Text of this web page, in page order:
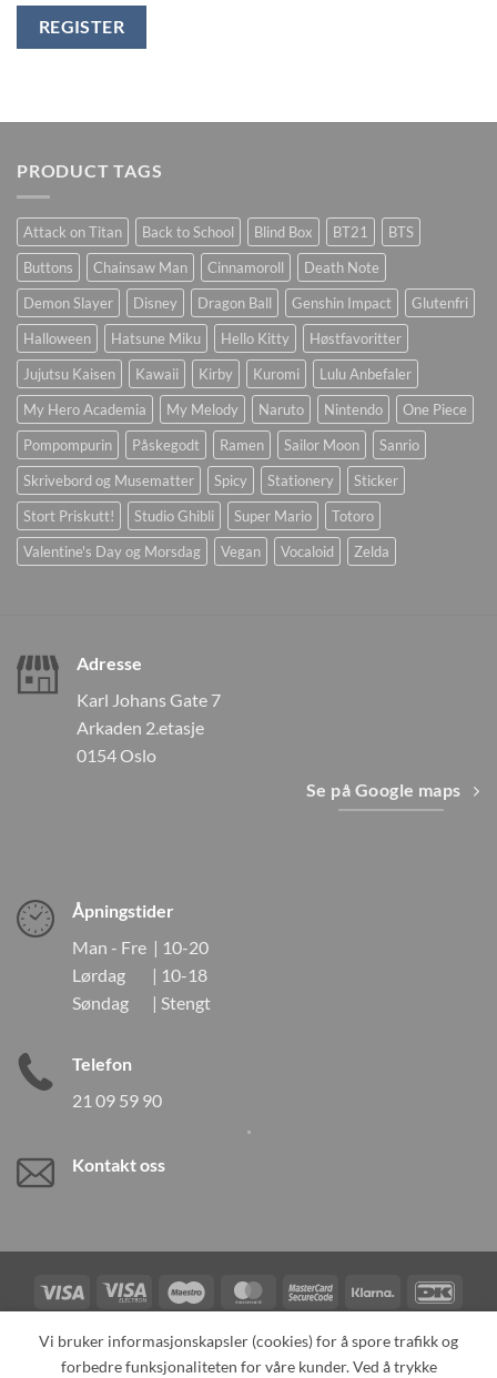
REGISTER
PRODUCT TAGS
Attack on Titan Back to School Blind Box BT21
BTS
Buttons
Chainsaw Man Cinnamoroll
Death Note
Demon Slayer
Disney Dragon Ball Genshin Impact
Glutenfri
Halloween
Hatsune Miku Hello Kitty
Høstfavoritter
Jujutsu Kaisen
Kawaii Kirby Kuromi
Lulu Anbefaler
My Hero Academia
My Melody Naruto Nintendo
One Piece
Pompompurin
Påskegodt Ramen Sailor Moon
Sanrio
Skrivebord og Musematter
Spicy Stationery
Sticker
Stort Priskutt!
Studio Ghibli Super Mario
Totoro
Valentine's Day og Morsdag
Vegan Vocaloid Zelda
Adresse
Karl Johans Gate 7
Arkaden 2.etasje
0154 Oslo
Se på Google maps
Åpningstider
Man - Fre | 10-20
Lørdag | 10-18
Søndag | Stengt
Telefon
21 09 59 90
Kontakt oss
Visa
Visa
Electron
Maestro MasterCardMasterCard
2
Klarna
Card
TILBAKEKALLINGER KONTAKT OSS OM OSS
Vi bruker informasjonskapsler (cookies) for å spore trafikk og
forbedre funksjonaliteten for våre kunder. Ved å trykke